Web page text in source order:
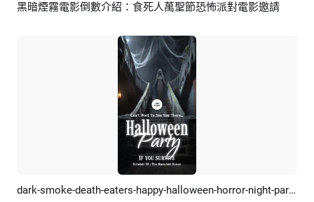
預覽 AI剪同款
黑暗煙霧電影倒數介紹：食死人萬聖節恐怖派對電影邀請
預覽 AI剪同款 dark-smoke-death-eaters-happy-halloween-horror-night-party-invite-instagram-story